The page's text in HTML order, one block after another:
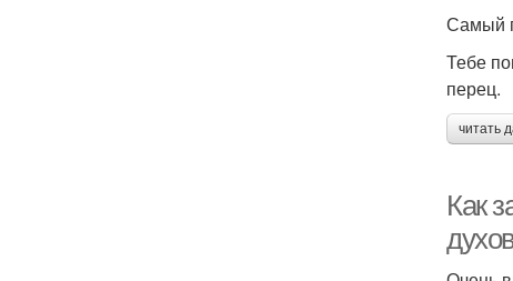
Самый
Тебе
перец.
читать
Как